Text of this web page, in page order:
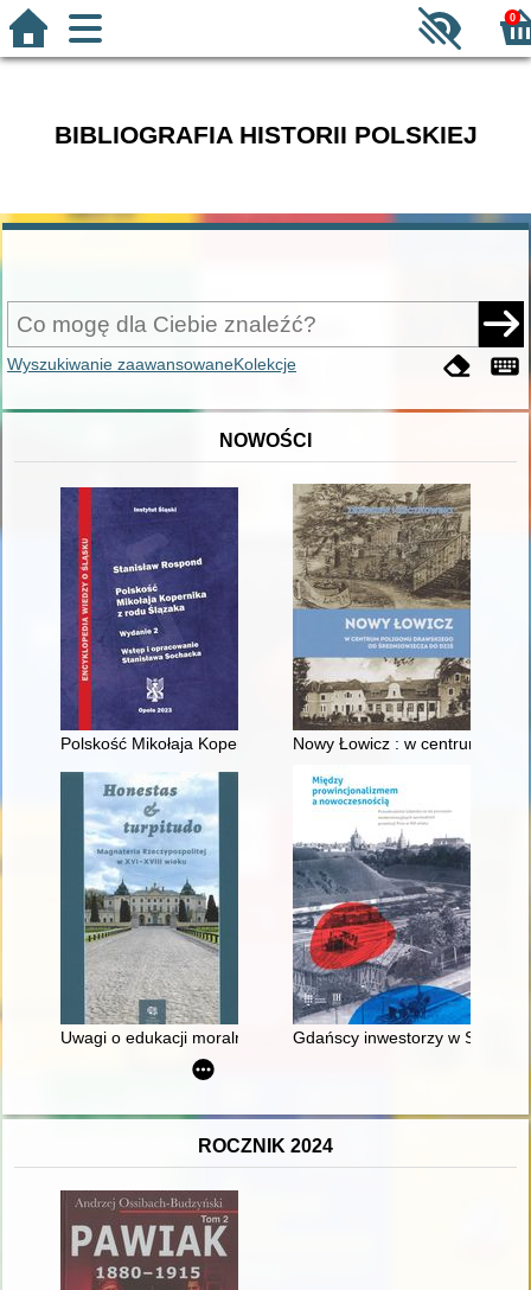
0
BIBLIOGRAFIA HISTORII POLSKIEJ
Wyszukiwanie zaawansowaneKolekcje
NOWOŚCI
Polskość Mikołaja Kopernika z rodu ŚlązakaNowy Łowicz : w centrum
Uwagi o edukacji moralnej synów szlacheckich w XVI-
Gdańscy inwestorzy w
ROCZNIK 2024